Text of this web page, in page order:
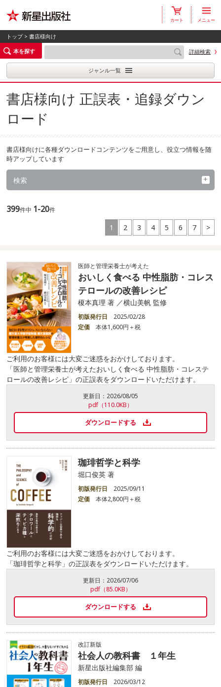
カート メニュー
トップ> 書店様向け
本を探す
詳細検索
ジャンル一覧
書店様向け 正誤表・追録ダウン
ロード
書店様向けに各種ダウンロードコンテンツをご用意し、役立つ情報を随
時アップしています
検索
399件中 1-20件
1 2 3 4 5 6 7 >
医師と管理栄養士が考えた
おいしく食べる 中性脂肪・コレス
テロールの改善レシピ
榎本真理 著 ／横山美帆 監修
初版発行日
2025/02/28
定価
本体1,600円＋税
ご利用のお客様には大変ご迷惑をおかけしております。
「医師と管理栄養士が考えたおいしく食べる 中性脂肪・コレステ
ロールの改善レシピ」の正誤表をダウンロードいただけます。
更新日： 2026/08/05
pdf（110.0KB）
ダウンロードする
珈琲哲学と科学
堀口俊英 著
初版発行日
2025/09/11
定価
本体2,800円＋税
ご利用のお客様には大変ご迷惑をおかけしております。
「珈琲哲学と科学」の正誤表をダウンロードいただけます。
更新日： 2026/07/06
pdf（85.0KB）
ダウンロードする
改訂新版
社会人の教科書 １年生
新星出版社編集部 編
初版発行日
2026/03/12